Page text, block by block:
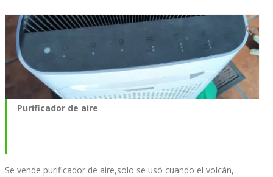
Purificador de aire
Se vende purificador de aire,solo se usó cuando el volcán,